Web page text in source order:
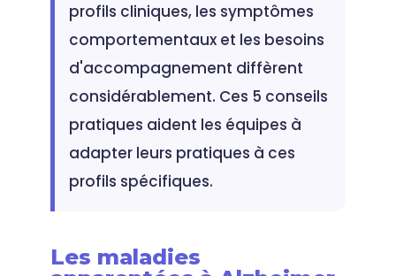
profils cliniques, les symptômes
comportementaux et les besoins
d'accompagnement diffèrent
considérablement. Ces 5 conseils
pratiques aident les équipes à
adapter leurs pratiques à ces
profils spécifiques.
Les maladies